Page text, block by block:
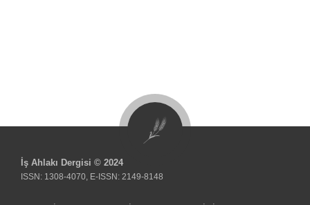
İş Ahlakı Dergisi © 2024
ISSN: 1308-4070, E-ISSN: 2149-8148